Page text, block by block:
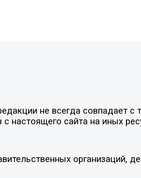
не всегда совпадает с
настоящего сайта на иных
организаций,